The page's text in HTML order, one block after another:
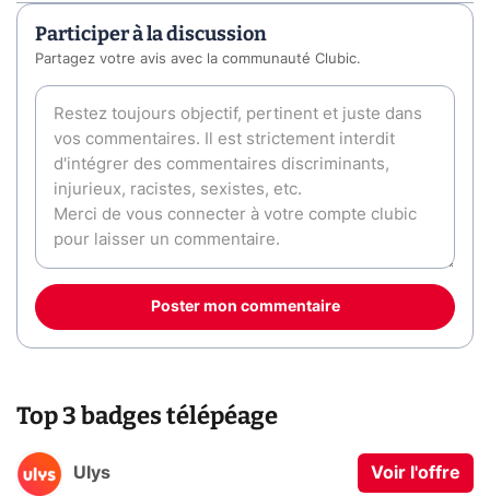
Participer à la discussion
Partagez votre avis avec la communauté Clubic.
Poster mon commentaire
Top 3 badges télépéage
Ulys Voir l'offre